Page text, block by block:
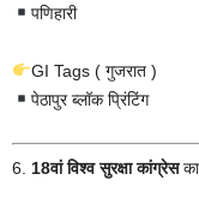
पणिहारी
GI Tags ( गुजरात )
पेठापुर ब्लॉक प्रिंटिंग
6. 18वां विश्व सुरक्षा कांग्रेस